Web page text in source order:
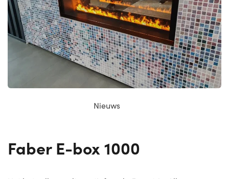
Nieuws
Faber E-box 1000